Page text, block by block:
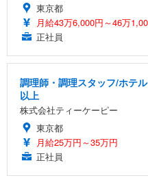
東京都
月給43万6,000円～46万
正社員
調理師・調理スタッフ/ホテ
以上
株式会社ティーケーピー
東京都
月給25万円～35万円
正社員